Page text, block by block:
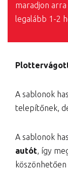
maradjon arra
legalább 1-2
A sablonok
telepítőnek,
A sablonok
autót, így